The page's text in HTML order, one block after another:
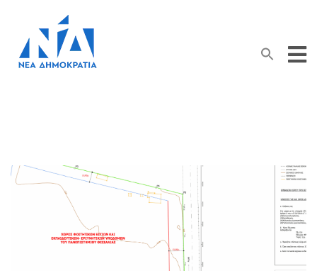
Search
for:
Search Button